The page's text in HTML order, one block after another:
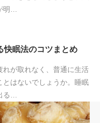
明…
快眠法のコツまとめ
が取れなく、普通に生活
とはないでしょうか。睡眠
る…